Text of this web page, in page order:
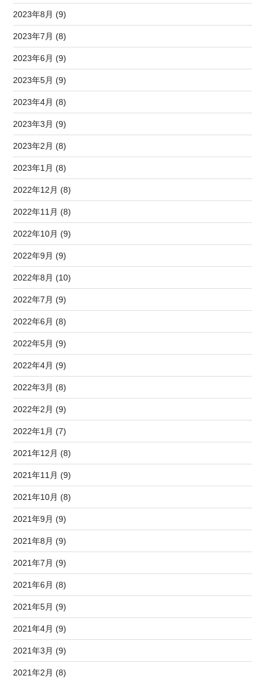
2023年8月 (9)
2023年7月 (8)
2023年6月 (9)
2023年5月 (9)
2023年4月 (8)
2023年3月 (9)
2023年2月 (8)
2023年1月 (8)
2022年12月 (8)
2022年11月 (8)
2022年10月 (9)
2022年9月 (9)
2022年8月 (10)
2022年7月 (9)
2022年6月 (8)
2022年5月 (9)
2022年4月 (9)
2022年3月 (8)
2022年2月 (9)
2022年1月 (7)
2021年12月 (8)
2021年11月 (9)
2021年10月 (8)
2021年9月 (9)
2021年8月 (9)
2021年7月 (9)
2021年6月 (8)
2021年5月 (9)
2021年4月 (9)
2021年3月 (9)
2021年2月 (8)